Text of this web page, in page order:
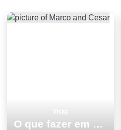
O que fazer em Beja os 18 melhores pontos turisticos